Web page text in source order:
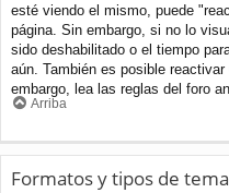
esté viendo el mismo, puede
página. Sin embargo, si no lo
sido deshabilitado o el tiempo
aún. También es posible
embargo, lea las reglas del foro
Arriba
Formatos y tipos de